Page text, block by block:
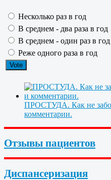
Несколько раз в год
В среднем - два раза в год
В среднем - один раз в год
Реже одного раза в год
ПРОСТУДА. Как не
комментарии.
Отзывы пациентов
Диспансеризация